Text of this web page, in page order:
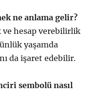
ne anlama gelir?
ve hesap verebilirlik
yaşamda
da işaret edebilir.
sembolü nasıl